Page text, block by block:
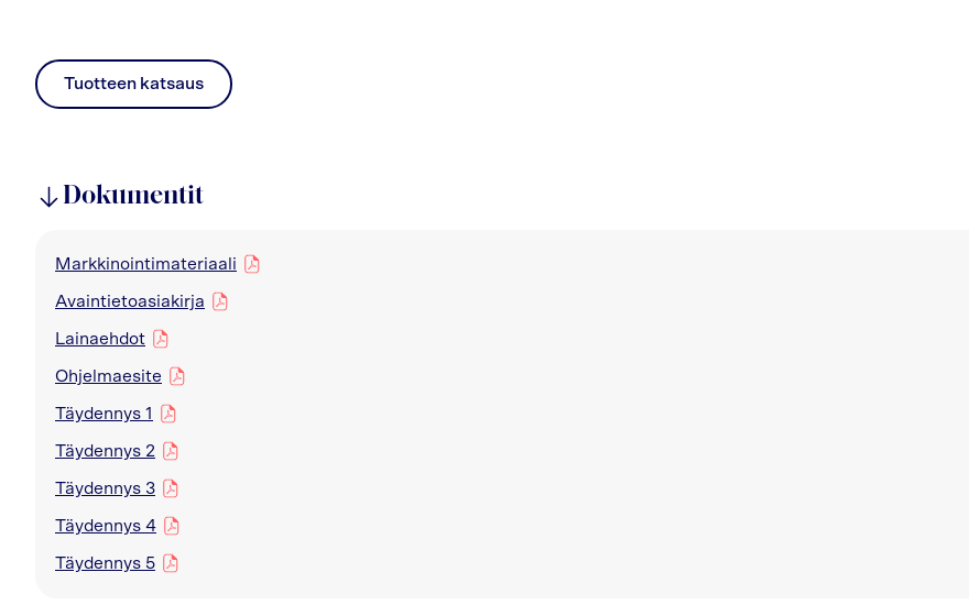
Tuotteen katsaus
pdf
Dokumentit
Markkinointimateriaali
pdf
Avaintietoasiakirja
pdf
Lainaehdot
pdf
Ohjelmaesite
pdf
Täydennys 1
pdf
Täydennys 2
pdf
Täydennys 3
pdf
Täydennys 4
pdf
Täydennys 5
pdf